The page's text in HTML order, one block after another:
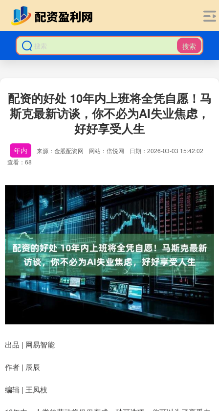
搜索
配资的好处 10年内上班将全凭自愿！马
斯克最新访谈，你不必为AI失业焦虑，
好好享受人生
年内 来源：金股配资网 网站：倍悦网
日期：2026-03-03 15:42:02
查看：68
出品 | 网易智能
作者 | 辰辰
编辑 | 王凤枝